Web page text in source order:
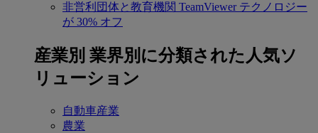
非営利団体と教育機関 TeamViewer テクノロジー
が 30% オフ
産業別 業界別に分類された人気ソ
リューション
自動車産業
農業